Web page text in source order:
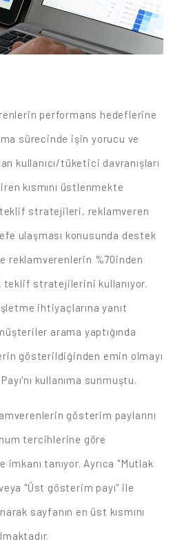
performans hedeflerine
sürecinde işin yorucu ve
kullanıcı/tüketici davranışları
kısmını üstlenmekte
stratejileri, reklamveren
ulaşması konusunda destek
reklamverenlerin %70inden
teklif stratejilerini kullanıyor.
ihtiyaçlarına yanıt
arama yaptığında
gösterildiğinden emin olmayı
kullanıma sunmuştu.
gösterim paylarını
tercihlerine göre
tanıyor. Ayrıca "Mutlak
"Üst gösterim payı" ile
sayfanın en üst kısmını